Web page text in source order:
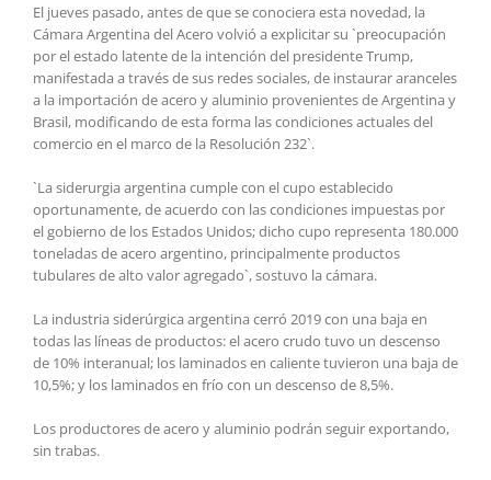
El jueves pasado, antes de que se conociera esta novedad, la
Cámara Argentina del Acero volvió a explicitar su `preocupación
por el estado latente de la intención del presidente Trump,
manifestada a través de sus redes sociales, de instaurar aranceles
a la importación de acero y aluminio provenientes de Argentina y
Brasil, modificando de esta forma las condiciones actuales del
comercio en el marco de la Resolución 232`.
`La siderurgia argentina cumple con el cupo establecido
oportunamente, de acuerdo con las condiciones impuestas por
el gobierno de los Estados Unidos; dicho cupo representa 180.000
toneladas de acero argentino, principalmente productos
tubulares de alto valor agregado`, sostuvo la cámara.
La industria siderúrgica argentina cerró 2019 con una baja en
todas las líneas de productos: el acero crudo tuvo un descenso
de 10% interanual; los laminados en caliente tuvieron una baja de
10,5%; y los laminados en frío con un descenso de 8,5%.
Los productores de acero y aluminio podrán seguir exportando,
sin trabas.